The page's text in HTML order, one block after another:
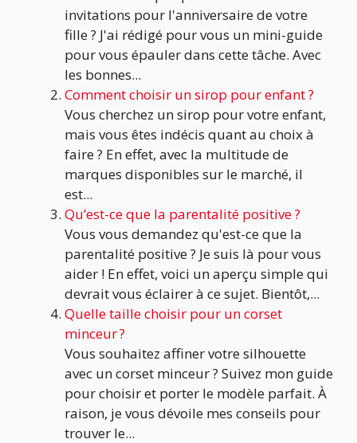
invitations pour l'anniversaire de votre
fille ? J'ai rédigé pour vous un mini-guide
pour vous épauler dans cette tâche. Avec
les bonnes...
Comment choisir un sirop pour enfant ?
Vous cherchez un sirop pour votre enfant,
mais vous êtes indécis quant au choix à
faire ? En effet, avec la multitude de
marques disponibles sur le marché, il
est...
Qu’est-ce que la parentalité positive ?
Vous vous demandez qu'est-ce que la
parentalité positive ? Je suis là pour vous
aider ! En effet, voici un aperçu simple qui
devrait vous éclairer à ce sujet. Bientôt,...
Quelle taille choisir pour un corset
minceur ?
Vous souhaitez affiner votre silhouette
avec un corset minceur ? Suivez mon guide
pour choisir et porter le modèle parfait. À
raison, je vous dévoile mes conseils pour
trouver le...